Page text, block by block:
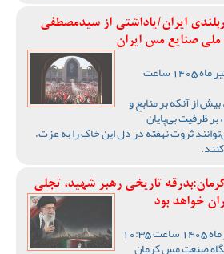
ایران/یاداشتی از سیدمصطفی‌‌
صنایع مس ایران
چهارشنبه 17 تیر ماه 1405 ساعت
از آنکه بر منابع و
ظرفیت بی‌پایان
ثروت نهفته در دل این خاک را به عزت،
تاریخی رهبر شهید، تجلی
خواهد بود
صنعت مس کرمان